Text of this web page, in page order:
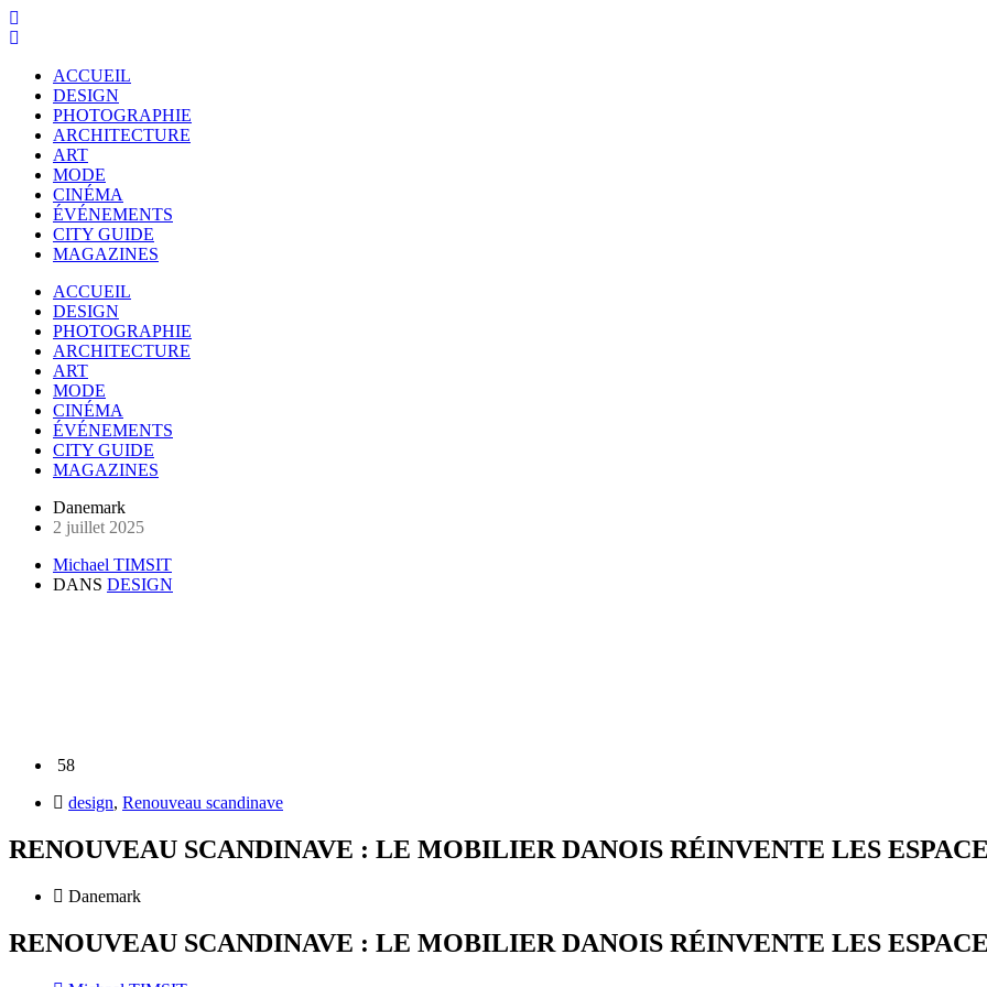
ACCUEIL
DESIGN
PHOTOGRAPHIE
ARCHITECTURE
ART
MODE
CINÉMA
ÉVÉNEMENTS
CITY GUIDE
MAGAZINES
ACCUEIL
DESIGN
PHOTOGRAPHIE
ARCHITECTURE
ART
MODE
CINÉMA
ÉVÉNEMENTS
CITY GUIDE
MAGAZINES
Danemark
2 juillet 2025
Michael TIMSIT
DANS DESIGN
58
design, Renouveau scandinave
RENOUVEAU SCANDINAVE : LE MOBILIER DANOIS RÉINVENTE LES
Danemark
RENOUVEAU SCANDINAVE : LE MOBILIER DANOIS RÉINVENTE LES